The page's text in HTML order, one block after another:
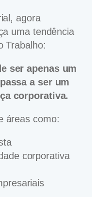
agora
uma tendência
Trabalho:
ser apenas um
a ser um
corporativa.
áreas como:
corporativa